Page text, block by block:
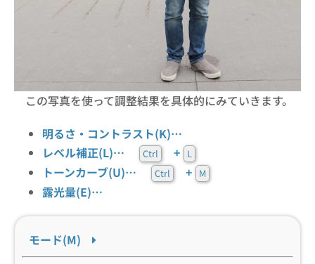
モード(M)
この写真を使って調整結果を具体的にみていきます。
明るさ・コントラスト(K)…
レベル補正(L)…
Ctrl + L
トーンカーブ(U)… Ctrl + M
露光量(E)…